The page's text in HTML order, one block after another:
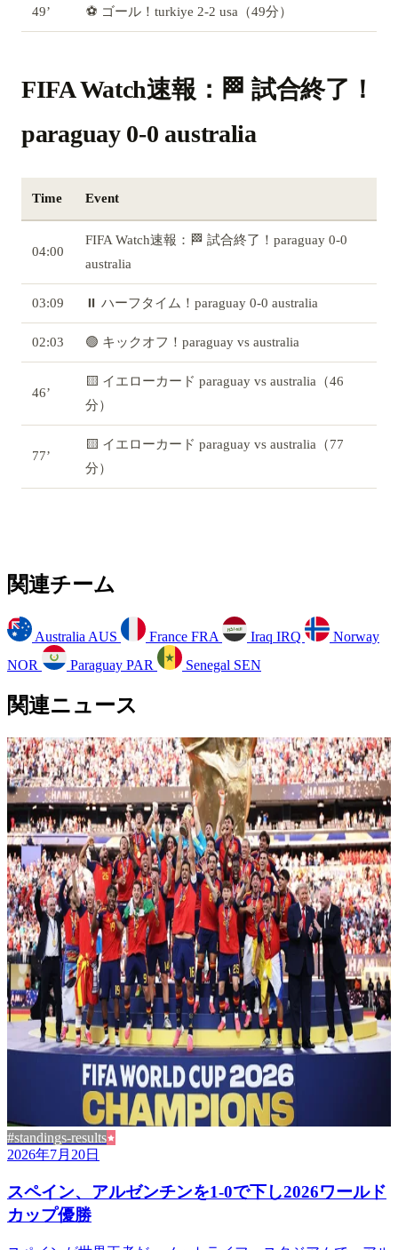
49’ ⚽ ゴール！turkiye 2-2 usa（49分）
FIFA Watch速報：🏁 試合終了！
paraguay 0-0 australia
Time Event
04:00
FIFA Watch速報：🏁 試合終了！paraguay 0-0
australia
03:09 ⏸️ ハーフタイム！paraguay 0-0 australia
02:03 🟢 キックオフ！paraguay vs australia
46’
🟨 イエローカード paraguay vs australia（46
分）
77’
🟨 イエローカード paraguay vs australia（77
分）
関連チーム
Australia AUS France FRA Iraq IRQ
Norway
NOR
Paraguay PAR Senegal SEN
関連ニュース
#standings-results
2026年7月20日
スペイン、アルゼンチンを1-0で下し2026ワールド
カップ優勝